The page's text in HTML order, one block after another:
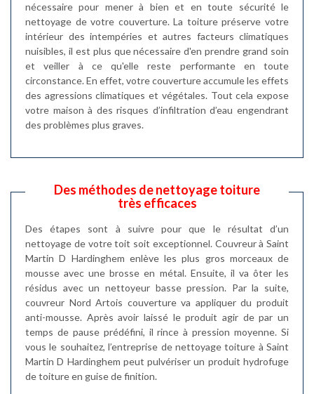
nécessaire pour mener à bien et en toute sécurité le
nettoyage de votre couverture. La toiture préserve votre
intérieur des intempéries et autres facteurs climatiques
nuisibles, il est plus que nécessaire d'en prendre grand soin
et veiller à ce qu'elle reste performante en toute
circonstance. En effet, votre couverture accumule les effets
des agressions climatiques et végétales. Tout cela expose
votre maison à des risques d’infiltration d’eau engendrant
des problèmes plus graves.
Des méthodes de nettoyage toiture
très efficaces
Des étapes sont à suivre pour que le résultat d’un
nettoyage de votre toit soit exceptionnel. Couvreur à Saint
Martin D Hardinghem enlève les plus gros morceaux de
mousse avec une brosse en métal. Ensuite, il va ôter les
résidus avec un nettoyeur basse pression. Par la suite,
couvreur Nord Artois couverture va appliquer du produit
anti-mousse. Après avoir laissé le produit agir de par un
temps de pause prédéfini, il rince à pression moyenne. Si
vous le souhaitez, l’entreprise de nettoyage toiture à Saint
Martin D Hardinghem peut pulvériser un produit hydrofuge
de toiture en guise de finition.